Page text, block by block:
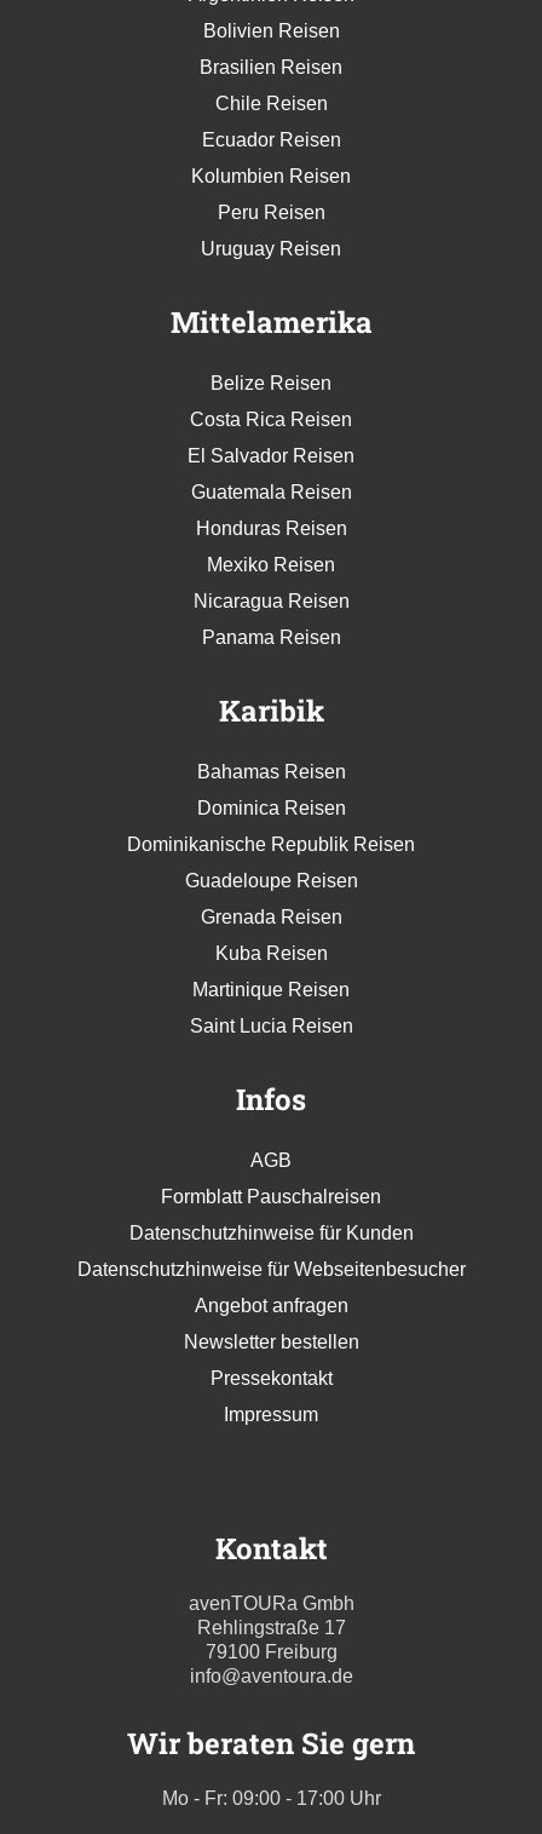
Bolivien Reisen
Brasilien Reisen
Chile Reisen
Ecuador Reisen
Kolumbien Reisen
Peru Reisen
Uruguay Reisen
Mittelamerika
Belize Reisen
Costa Rica Reisen
El Salvador Reisen
Guatemala Reisen
Honduras Reisen
Mexiko Reisen
Nicaragua Reisen
Panama Reisen
Karibik
Bahamas Reisen
Dominica Reisen
Dominikanische Republik Reisen
Guadeloupe Reisen
Grenada Reisen
Kuba Reisen
Martinique Reisen
Saint Lucia Reisen
Infos
AGB
Formblatt Pauschalreisen
Datenschutzhinweise für Kunden
Datenschutzhinweise für Webseitenbesucher
Angebot anfragen
Newsletter bestellen
Pressekontakt
Impressum
Kontakt
avenTOURa Gmbh
Rehlingstraße 17
79100 Freiburg
info@aventoura.de
Wir beraten Sie gern
Mo - Fr: 09:00 - 17:00 Uhr